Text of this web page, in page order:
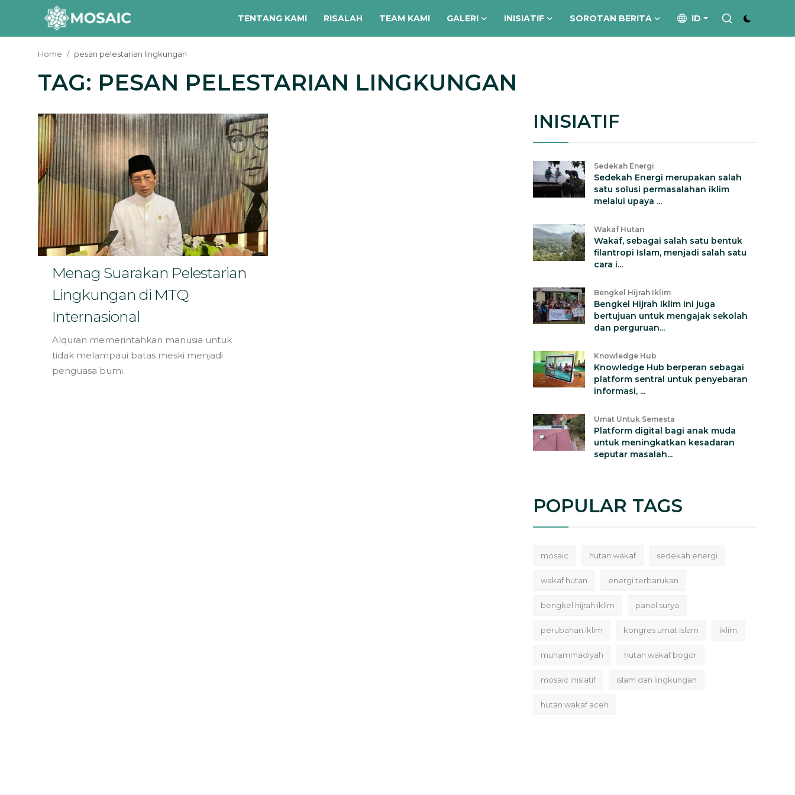
TENTANG KAMI RISALAH TEAM KAMI GALERI INISIATIF SOROTAN BERITA ID
Contact
Risalah
Team Kami
Inisiatif
Sorotan Berita
Bahasa
Home pesan pelestarian lingkungan
TAG: PESAN PELESTARIAN LINGKUNGAN
Menag Suarakan Pelestarian
Lingkungan di MTQ
Internasional
Alquran memerintahkan manusia untuk
tidak melampaui batas meski menjadi
penguasa bumi.
INISIATIF
Sedekah Energi
Sedekah Energi merupakan salah
satu solusi permasalahan iklim
melalui upaya ...
Wakaf Hutan
Wakaf, sebagai salah satu bentuk
filantropi Islam, menjadi salah satu
cara i...
Bengkel Hijrah Iklim
Bengkel Hijrah Iklim ini juga
bertujuan untuk mengajak sekolah
dan perguruan...
Knowledge Hub
Knowledge Hub berperan sebagai
platform sentral untuk penyebaran
informasi, ...
Umat Untuk Semesta
Platform digital bagi anak muda
untuk meningkatkan kesadaran
seputar masalah...
POPULAR TAGS
mosaic hutan wakaf sedekah energi
wakaf hutan energi terbarukan
bengkel hijrah iklim panel surya
perubahan iklim kongres umat islam iklim
muhammadiyah hutan wakaf bogor
mosaic inisiatif islam dan lingkungan
hutan wakaf aceh